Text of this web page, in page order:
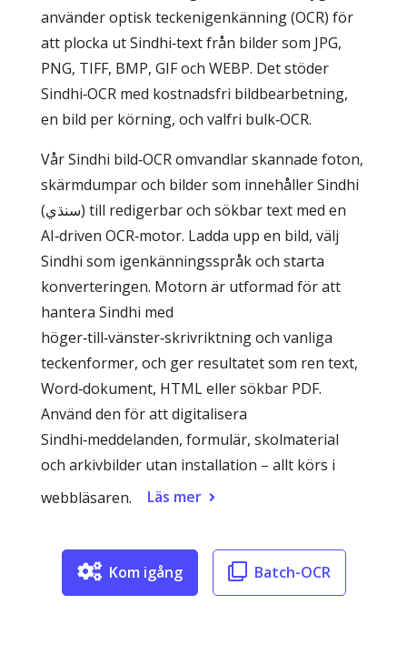
använder optisk teckenigenkänning (OCR) för
att plocka ut Sindhi‑text från bilder som JPG,
PNG, TIFF, BMP, GIF och WEBP. Det stöder
Sindhi‑OCR med kostnadsfri bildbearbetning,
en bild per körning, och valfri bulk‑OCR.
Vår Sindhi bild‑OCR omvandlar skannade foton,
skärmdumpar och bilder som innehåller Sindhi
(سنڌي) till redigerbar och sökbar text med en
AI‑driven OCR‑motor. Ladda upp en bild, välj
Sindhi som igenkänningsspråk och starta
konverteringen. Motorn är utformad för att
hantera Sindhi med
höger‑till‑vänster‑skrivriktning och vanliga
teckenformer, och ger resultatet som ren text,
Word‑dokument, HTML eller sökbar PDF.
Använd den för att digitalisera
Sindhi‑meddelanden, formulär, skolmaterial
och arkivbilder utan installation – allt körs i
webbläsaren.
Läs mer
Kom igång Batch-OCR